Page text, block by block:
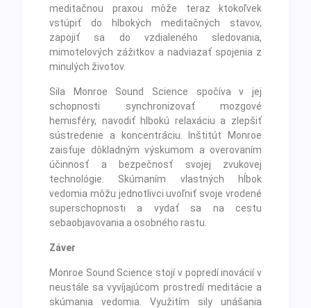
meditačnou praxou môže teraz ktokoľvek
vstúpiť do hlbokých meditačných stavov,
zapojiť sa do vzdialeného sledovania,
mimotelových zážitkov a nadviazať spojenia z
minulých životov.
Sila Monroe Sound Science spočíva v jej
schopnosti synchronizovať mozgové
hemisféry, navodiť hlbokú relaxáciu a zlepšiť
sústredenie a koncentráciu. Inštitút Monroe
zaisťuje dôkladným výskumom a overovaním
účinnosť a bezpečnosť svojej zvukovej
technológie. Skúmaním vlastných hĺbok
vedomia môžu jednotlivci uvoľniť svoje vrodené
superschopnosti a vydať sa na cestu
sebaobjavovania a osobného rastu.
Záver
Monroe Sound Science stojí v popredí inovácií v
neustále sa vyvíjajúcom prostredí meditácie a
skúmania vedomia. Využitím sily unášania